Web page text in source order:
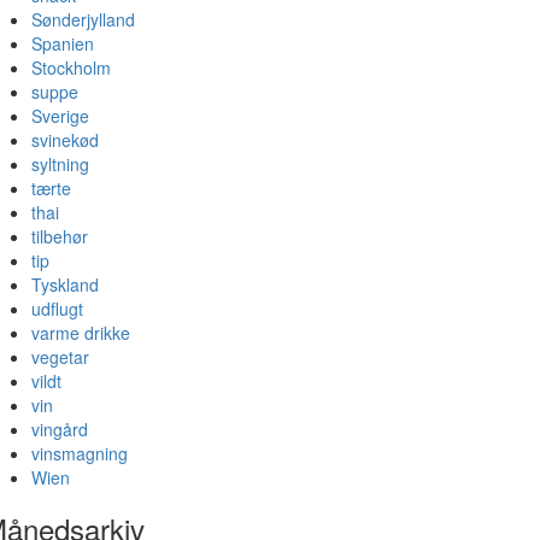
Sønderjylland
Spanien
Stockholm
suppe
Sverige
svinekød
syltning
tærte
thai
tilbehør
tip
Tyskland
udflugt
varme drikke
vegetar
vildt
vin
vingård
vinsmagning
Wien